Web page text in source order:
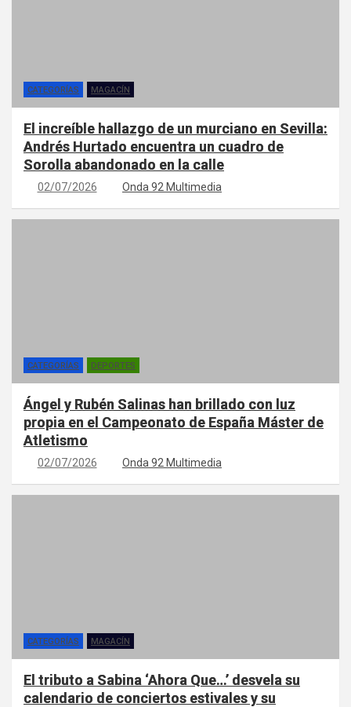
CATEGORÍAS MAGACÍN
El increíble hallazgo de un murciano en Sevilla:
Andrés Hurtado encuentra un cuadro de
Sorolla abandonado en la calle
02/07/2026 Onda 92 Multimedia
CATEGORÍAS DEPORTES
Ángel y Rubén Salinas han brillado con luz
propia en el Campeonato de España Máster de
Atletismo
02/07/2026 Onda 92 Multimedia
CATEGORÍAS MAGACÍN
El tributo a Sabina ‘Ahora Que…’ desvela su
calendario de conciertos estivales y su